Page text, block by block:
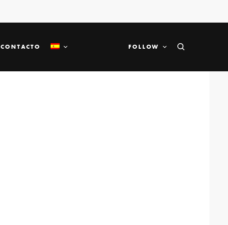
CONTACTO FOLLOW